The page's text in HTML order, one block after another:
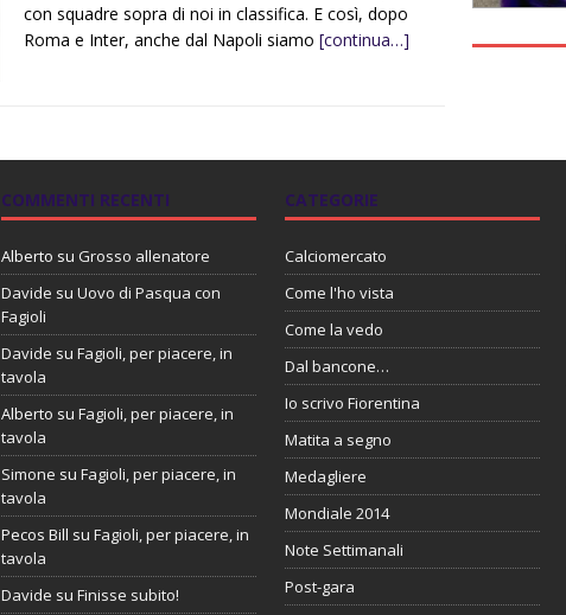
con squadre sopra di noi in classifica. E così, dopo
Roma e Inter, anche dal Napoli siamo [continua…]
COMMENTI RECENTI
Alberto su Grosso allenatore
Davide suUovo di Pasqua con
Fagioli
Davide suFagioli, per piacere, in
tavola
Alberto suFagioli, per piacere, in
tavola
Simone suFagioli, per piacere, in
tavola
Pecos Bill suFagioli, per piacere, in
tavola
Davide suFinisse subito!
CATEGORIE
Calciomercato
Come l'ho vista
Come la vedo
Dal bancone…
Io scrivo Fiorentina
Matita a segno
Medagliere
Mondiale 2014
Note Settimanali
Post-gara